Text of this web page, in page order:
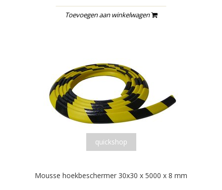
Toevoegen aan winkelwagen
quickshop
Mousse hoekbeschermer 30x30 x 5000 x 8 mm